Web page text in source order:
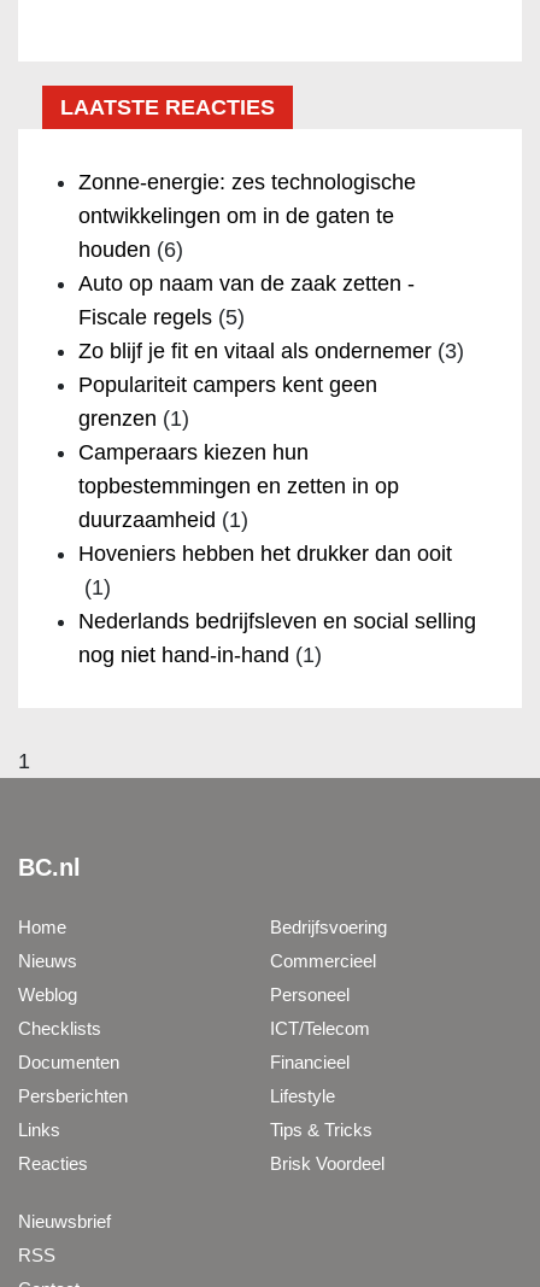
LAATSTE REACTIES
Zonne-energie: zes technologische
ontwikkelingen om in de gaten te
houden (6)
Auto op naam van de zaak zetten -
Fiscale regels (5)
Zo blijf je fit en vitaal als ondernemer (3)
Populariteit campers kent geen
grenzen (1)
Camperaars kiezen hun
topbestemmingen en zetten in op
duurzaamheid (1)
Hoveniers hebben het drukker dan ooit
(1)
Nederlands bedrijfsleven en social selling
nog niet hand-in-hand (1)
1
BC.nl
Home
Nieuws
Weblog
Checklists
Documenten
Persberichten
Links
Reacties
Bedrijfsvoering
Commercieel
Personeel
ICT/Telecom
Financieel
Lifestyle
Tips & Tricks
Brisk Voordeel
Nieuwsbrief
RSS